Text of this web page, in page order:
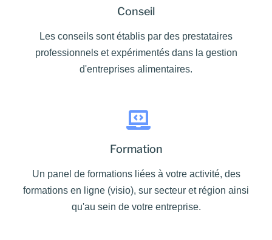
Conseil
Les conseils sont établis par des prestataires
professionnels et expérimentés dans la gestion
d'entreprises alimentaires.
Formation
Un panel de formations liées à votre activité, des
formations en ligne (visio), sur secteur et région ainsi
qu'au sein de votre entreprise.